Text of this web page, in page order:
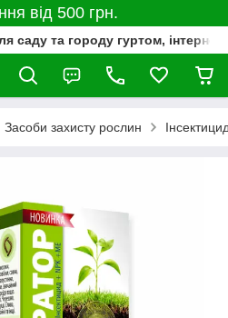
від 500 грн.
саду та городу гуртом,
Засоби захисту рослин